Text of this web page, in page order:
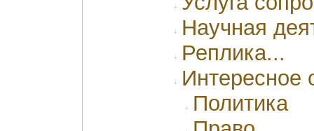
Научная
Реплика...
Интересное
Политика